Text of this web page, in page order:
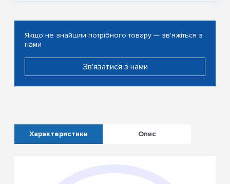
Якщо не знайшли потрібного товару — зв'яжіться з
нами
Зв'язатися з нами
Характеристики Опис